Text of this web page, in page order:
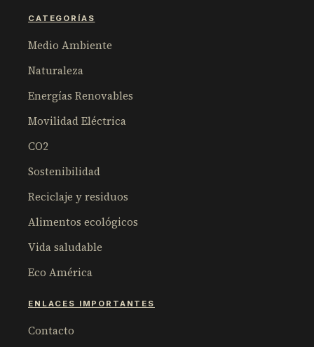
CATEGORÍAS
Medio Ambiente
Naturaleza
Energías Renovables
Movilidad Eléctrica
CO2
Sostenibilidad
Reciclaje y residuos
Alimentos ecológicos
Vida saludable
Eco América
ENLACES IMPORTANTES
Contacto